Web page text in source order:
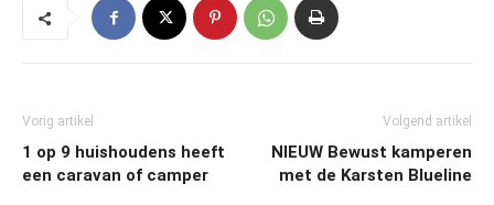
Vorig artikel
1 op 9 huishoudens heeft
een caravan of camper
Volgend artikel
NIEUW Bewust kamperen
met de Karsten Blueline